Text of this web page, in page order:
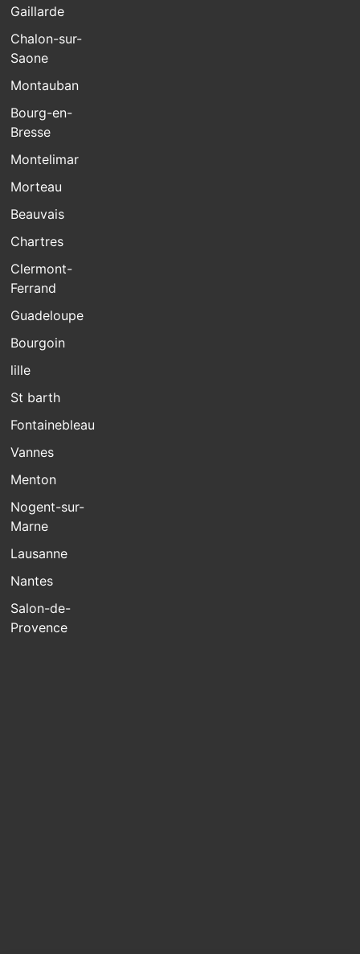
Gaillarde
Chalon-sur-
Saone
Montauban
Bourg-en-
Bresse
Montelimar
Morteau
Beauvais
Chartres
Clermont-
Ferrand
Guadeloupe
Bourgoin
lille
St barth
Fontainebleau
Vannes
Menton
Nogent-sur-
Marne
Lausanne
Nantes
Salon-de-
Provence